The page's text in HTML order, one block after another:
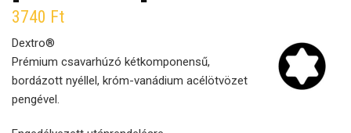
3740 Ft
Dextro®
Prémium csavarhúzó kétkomponensű,
bordázott nyéllel, króm-vanádium acélötvözet
pengével.